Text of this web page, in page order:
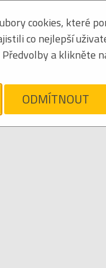
výpis
cookies, které
co nejlepší
a klikněte
ODMÍTNOUT